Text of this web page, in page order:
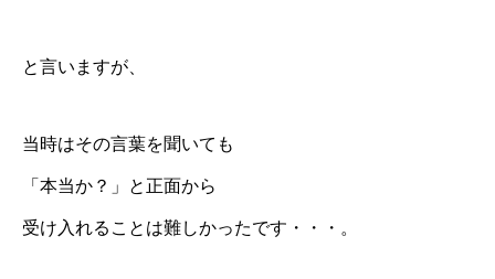
と言いますが、
当時はその言葉を聞いても
「本当か？」と正面から
受け入れることは難しかったです・・・。